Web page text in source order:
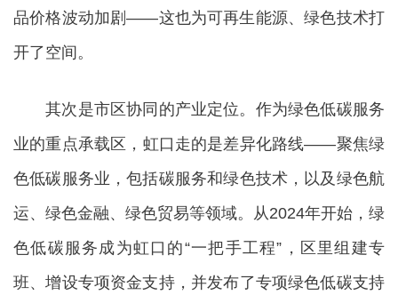
品价格波动加剧——这也为可再生能源、绿色技术打
开了空间。
其次是市区协同的产业定位。作为绿色低碳服务
业的重点承载区，虹口走的是差异化路线——聚焦绿
色低碳服务业，包括碳服务和绿色技术，以及绿色航
运、绿色金融、绿色贸易等领域。从2024年开始，绿
色低碳服务成为虹口的“一把手工程”，区里组建专
班、增设专项资金支持，并发布了专项绿色低碳支持